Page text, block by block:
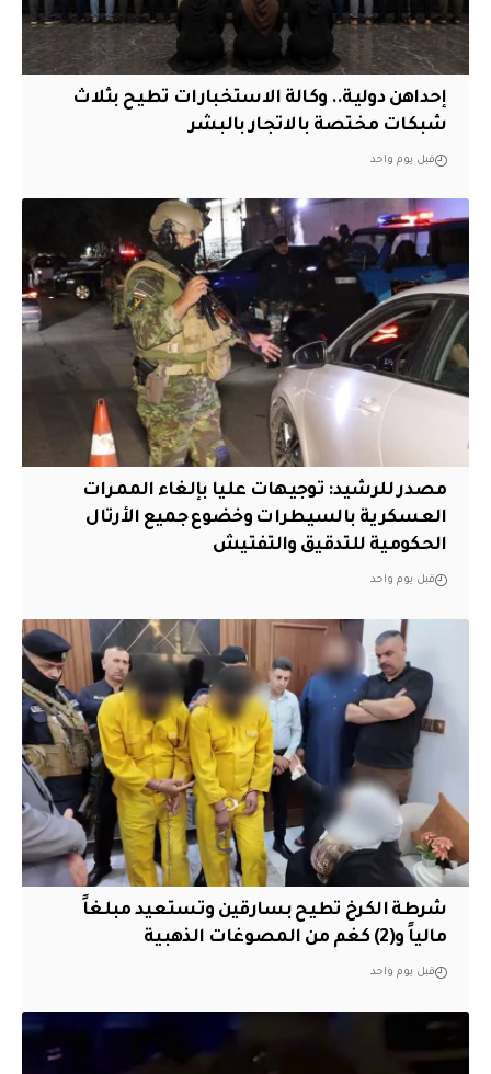
إحداهن دولية.. وكالة الاستخبارات تطيح بثلاث
شبكات مختصة بالاتجار بالبشر
قبل يوم واحد
مصدر للرشيد: توجيهات عليا بإلغاء الممرات
العسكرية بالسيطرات وخضوع جميع الأرتال
الحكومية للتدقيق والتفتيش
قبل يوم واحد
شرطة الكرخ تطيح بسارقين وتستعيد مبلغاً
مالياً و(2) كغم من المصوغات الذهبية
قبل يوم واحد